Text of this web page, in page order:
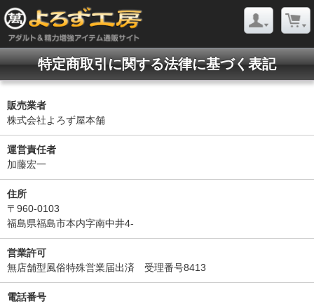
特定商取引に関する法律に基づく表記
販売業者
株式会社よろず屋本舗
運営責任者
加藤宏一
住所
〒960-0103
福島県福島市本内字南中井4-
営業許可
無店舗型風俗特殊営業届出済 受理番号8413
電話番号